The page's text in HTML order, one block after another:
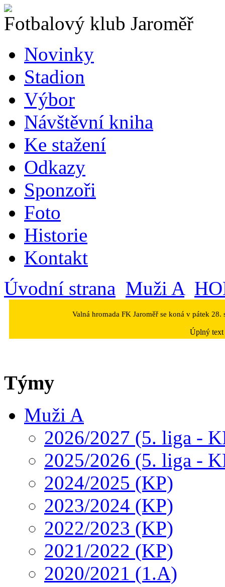
Fotbalový klub Jaroměř
Novinky
Stadion
Výbor
Návštěvní kniha
Ke stažení
Odkazy
Sponzoři
Foto
Historie
Kontakt
Úvodní strana Muži A
Valná hromada FK Jaroměř se koná v pátek
Úplný
Týmy
Muži A
2026/2027 (5. liga -
2025/2026 (5. liga -
2024/2025 (KP)
2023/2024 (KP)
2022/2023 (KP)
2021/2022 (KP)
2020/2021 (1.A)